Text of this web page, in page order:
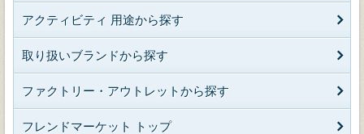
アクティビティ 用途から探す
取り扱いブランドから探す
ファクトリー・アウトレットから探す
フレンドマーケット トップ